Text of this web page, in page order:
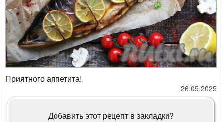
Приятного аппетита!
26.05.2025
Добавить этот рецепт в закладки?